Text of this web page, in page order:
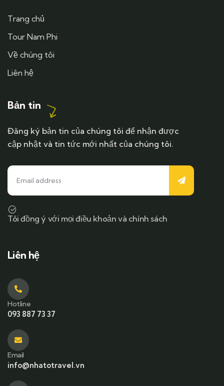
Trang chủ
Tour Nam Phi
Về chúng tôi
Liên hệ
Bản tin
Đăng ký bản tin của chúng tôi để nhận được
cập nhật và tin tức mới nhất của chúng tôi.
Tôi đồng ý với mọi điều khoản và chính sách
Liên hệ
Hotline
093 887 73 37
Email
info@nhatotravel.vn